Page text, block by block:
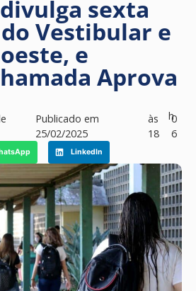
sexta
Vestibular e
e
Aprova
Publicado em
25/02/2025
às
18
h0
6
LinkedIn